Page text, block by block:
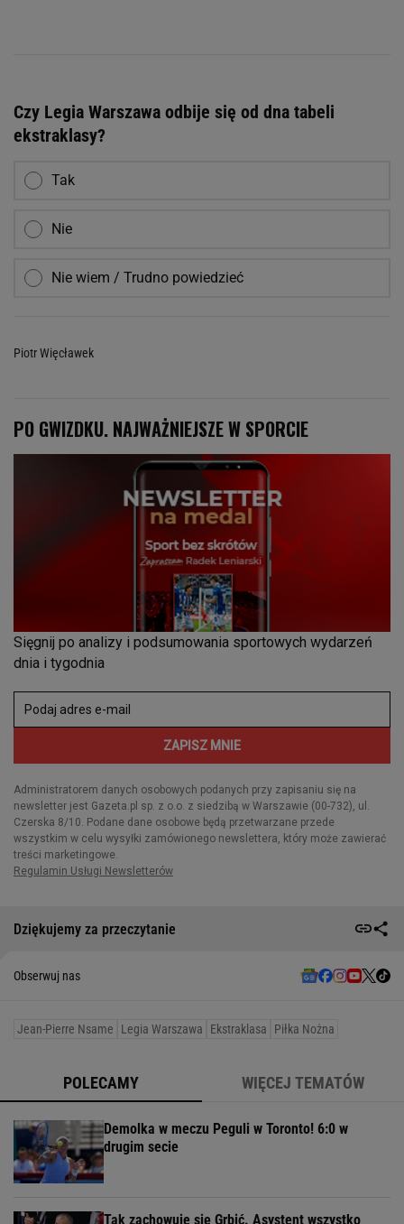
Czy Legia Warszawa odbije się od dna tabeli
ekstraklasy?
Tak
Nie
Nie wiem / Trudno powiedzieć
Piotr Więcławek
Dziękujemy za przeczytanie
Obserwuj nas
Jean-Pierre Nsame Legia Warszawa Ekstraklasa Piłka Nożna
POLECAMY WIĘCEJ TEMATÓW
Demolka w meczu Peguli w Toronto! 6:0 w
drugim secie
Tak zachowuje się Grbić. Asystent wszystko